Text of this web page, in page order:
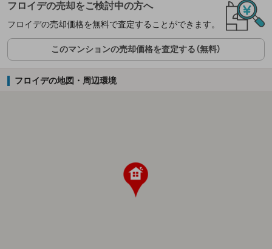
フロイデの売却をご検討中の方へ
フロイデの売却価格を無料で査定することができます。
このマンションの売却価格を査定する（無料）
フロイデの地図・周辺環境